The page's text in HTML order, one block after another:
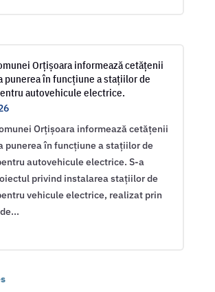
Orțișoara informează cetățenii
punerea în funcțiune a stațiilor de
autovehicule electrice.
Orțișoara informează cetățenii
punerea în funcțiune a stațiilor de
autovehicule electrice. S-a
privind instalarea stațiilor de
vehicule electrice, realizat prin